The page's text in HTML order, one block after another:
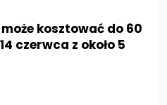
może kosztować do 60
czerwca z około 5